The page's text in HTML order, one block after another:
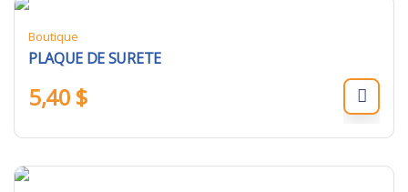
Boutique
PLAQUE DE SURETE
5,40 $